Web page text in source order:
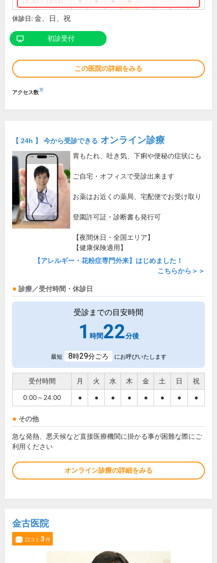
休診日: 金、日、祝
初診受付
この医院の詳細をみる
アクセス数※
【 24h 】 今から受診できる オンライン診療
胃もたれ、吐き気、下痢や便秘の症状にも
ご自宅・オフィスで受診出来ます
お薬はお近くの薬局、宅配便でお受け取り
登園許可証・診断書も発行可
【夜間休日・全国エリア】
【健康保険適用】
【アレルギー・花粉症専門外来】はじめました！
こちらから＞＞
診療／受付時間・休診日
受診までの目安時間
1 時間22分後
最短 8時29分ごろ にお呼びいたします
受付時間 月 火 水 木 金 土 日 祝
0:00～24:00 ● ● ● ● ● ● ● ●
その他
急な発熱、悪天候など直接医療機関に掛かる事が困難な際にご
利用ください
オンライン診療の詳細をみる
金古医院
口コミ 3件